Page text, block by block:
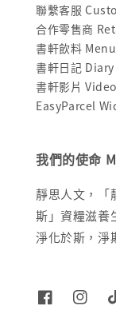
聯繫客服
合作零售商
書軒飲料 Menu
書軒日記 Diary
書軒影片 Video
EasyParcel
我們的使命
靜思人文，「
斯」資糧滋養
淨化於斯，淨